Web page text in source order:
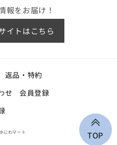
TOP
報をお届け！
イトはこちら
返品・特約
せ
会員登録
ゆにわマート